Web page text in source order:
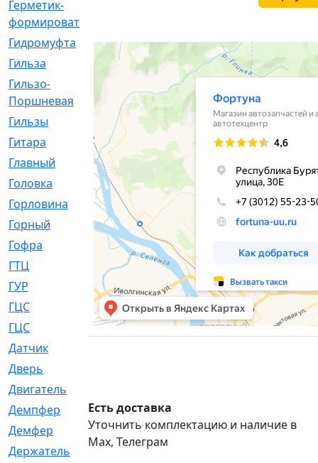
Герметик-
формирователь
Гидромуфта
[47]
Гильза
[56]
Гильзо-
Поршневая
Гильзы
[259]
Гитара
Главный
[29]
Головка
[28]
Горловина
[14]
Горный
[1]
Гофра
[86]
ГТЦ
[96]
ГУР
[34]
ГЦC
[6]
ГЦС
[74]
Датчик
Дверь
Двигатель
Демпфер
[2]
Демфер
[1]
Держатель
[5]
Есть доставка
Уточнить комплектацию и наличие в
Max, Телеграм